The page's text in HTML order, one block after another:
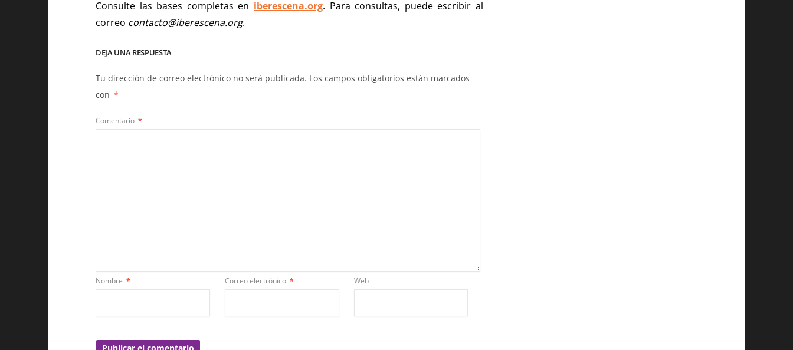
Consulte las bases completas en iberescena.org. Para consultas, puede escribir al
correo contacto@iberescena.org.
DEJA UNA RESPUESTA
Tu dirección de correo electrónico no será publicada. Los campos obligatorios están marcados
con *
Comentario *
Nombre * Correo electrónico * Web